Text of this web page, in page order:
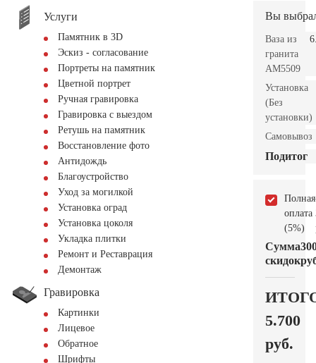
Услуги
Памятник в 3D
Эскиз - согласование
Портреты на памятник
Цветной портрет
Ручная гравировка
Гравировка с выездом
Ретушь на памятник
Восстановление фото
Антидождь
Благоустройство
Уход за могилкой
Установка оград
Установка цоколя
Укладка плитки
Ремонт и Реставрация
Демонтаж
Гравировка
Картинки
Лицевое
Обратное
Шрифты
Вы
Ваза из
гранита
AM5509
Установка
(Без
установки)
Самовывоз
Подитог
Полная
оплата
(5%)
Сумма
скидок
5.700
руб.